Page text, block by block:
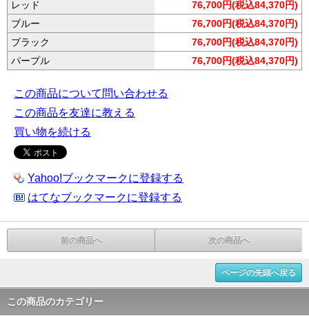
レッド
76,700円(税込84,370円)
ブルー
76,700円(税込84,370円)
ブラック
76,700円(税込84,370円)
パープル
76,700円(税込84,370円)
この商品について問い合わせる
この商品を友達に教える
買い物を続ける
Yahoo!ブックマークに登録する
はてなブックマークに登録する
前の商品へ 次の商品へ
ページの先頭へ戻る
この商品のカテゴリー